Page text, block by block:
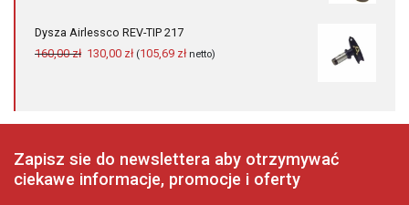
wynosiła:wynosi:
Dysza Airlessco REV-TIP 217
160,00zł Pierwotna
130,00 złAktualna
(105,69 złnetto)
Zapisz sie do newslettera aby otrzymywać
ciekawe informacje, promocje i oferty